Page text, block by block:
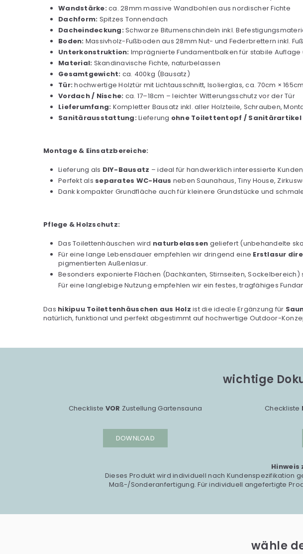
Wandstärke:ca. 28mm massive Wandbohlen aus nordischer Fichte
Dachform: Spitzes Tonnendach
Dacheindeckung:Schwarze Bitumenschindeln inkl.
Boden: Massivholz-Fußboden aus 28mm Nut- und Federbrettern inkl.
Unterkonstruktion: Imprägnierte Fundamentbalken für stabile
Material: Skandinavische Fichte, naturbelassen
Gesamtgewicht: ca. 400kg (Bausatz)
Tür:hochwertige Holztür mit Lichtausschnitt, Isolierglas, ca. 70cm ×
Vordach / Nische: ca. 17–18cm – leichter Witterungsschutz vor der Tür
Lieferumfang: Kompletter Bausatz inkl. aller Holzteile, Schrauben,
Sanitärausstattung:Lieferung ohne Toilettentopf / Sanitärartikel
Montage & Einsatzbereiche:
Lieferung als DIY-Bausatz – ideal für handwerklich interessierte
Perfekt als separates WC-Haus neben Saunahaus, Tiny House,
Dank kompakter Grundfläche auch für kleinere Grundstücke und
Pflege & Holzschutz:
Das Toilettenhäuschen wird naturbelassen geliefert (unbehandelte
Für eine lange Lebensdauer empfehlen wir dringend eine Erstlasur
pigmentierten Außenlasur.
Besonders exponierte Flächen (Dachkanten, Stirnseiten,
Für eine langlebige Nutzung empfehlen wir ein festes, tragfähiges
Das hikipuu Toilettenhäuschen aus Holz ist die ideale Ergänzung für
natürlich, funktional und perfekt abgestimmt auf hochwertige Outdoor-
wichtige
Checkliste VOR Zustellung Gartensauna
DOWNLOAD
Checkliste
Dieses Produkt wird individuell nach Kundenspezifikation
Maß-/Sonderanfertigung. Für individuell angefertigte
wähle